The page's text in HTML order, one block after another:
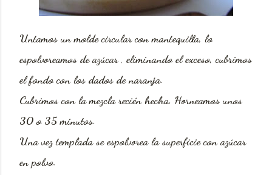
Untamos un molde circular con mantequilla, lo
espolvoreamos de azúcar , eliminando el exceso, cubrimos
el fondo con los dados de naranja.
Cubrimos con la mezcla recién hecha. Horneamos unos
30 o 35 minutos.
Una vez templada se espolvorea la superficie con azúcar
en polvo.